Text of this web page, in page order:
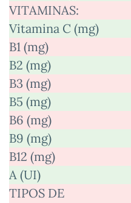
VITAMINAS:
Vitamina C (mg)
B1 (mg)
B2 (mg)
B3 (mg)
B5 (mg)
B6 (mg)
B9 (mg)
B12 (mg)
A (UI)
TIPOS DE